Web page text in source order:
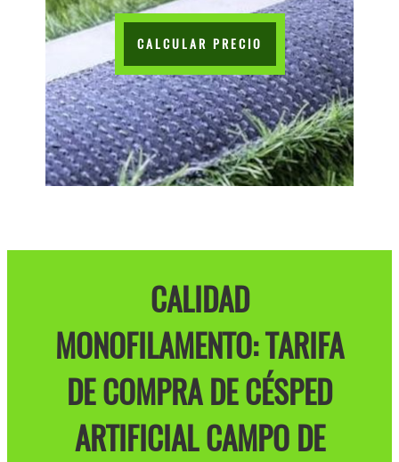
CALCULAR PRECIO
CALIDAD
MONOFILAMENTO: TARIFA
DE COMPRA DE CÉSPED
ARTIFICIAL CAMPO DE